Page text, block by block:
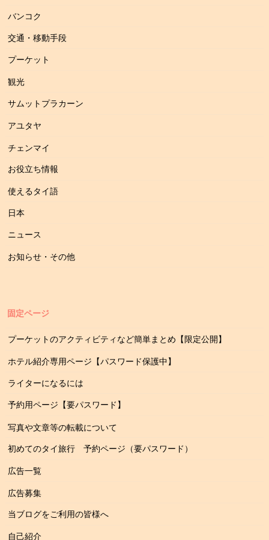
バンコク
交通・移動手段
プーケット
観光
サムットプラカーン
アユタヤ
チェンマイ
お役立ち情報
使えるタイ語
日本
ニュース
お知らせ・その他
固定ページ
プーケットのアクティビティなど簡単まとめ【限定公開】
ホテル紹介専用ページ【パスワード保護中】
ライターになるには
予約用ページ【要パスワード】
写真や文章等の転載について
初めてのタイ旅行 予約ページ（要パスワード）
広告一覧
広告募集
当ブログをご利用の皆様へ
自己紹介